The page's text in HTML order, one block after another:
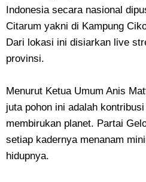
Indonesia secara nasional
Citarum yakni di Kampung
Dari lokasi ini disiarkan live
provinsi.
Menurut Ketua Umum Anis
juta pohon ini adalah
membirukan planet. Partai
setiap kadernya menanam
hidupnya.